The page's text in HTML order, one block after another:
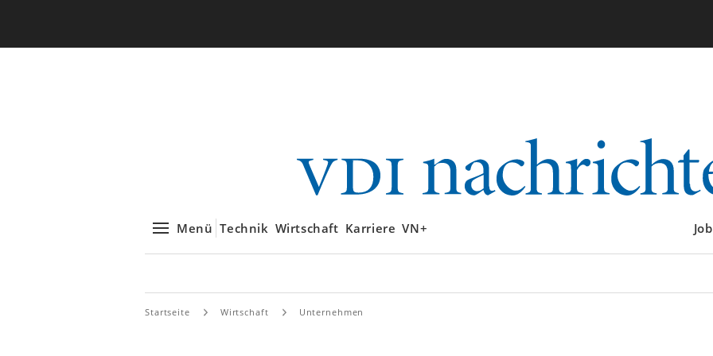
Menü Technik Wirtschaft Karriere VN+
Startseite Wirtschaft Unternehmen